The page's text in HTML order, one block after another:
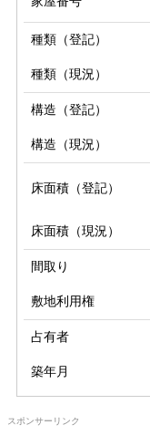
種類（登記）
種類（現況）
構造（登記）
構造（現況）
床面積（登記）
床面積（現況）
間取り
敷地利用権
占有者
築年月
スポンサーリンク